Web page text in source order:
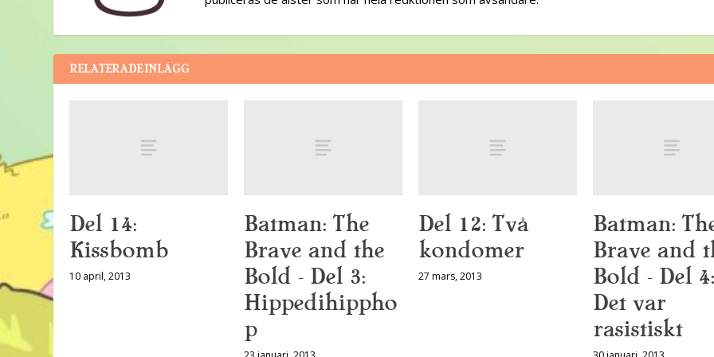
RELATERADE INLÄGG
Del 14:
Kissbomb
10 april, 2013
Batman: The
Brave and the
Bold – Del 3:
Hippedihippho
p
Del 12: Två
kondomer
27 mars, 2013
Batman:
Brave and
Bold – Del 4:
Det var
rasistiskt